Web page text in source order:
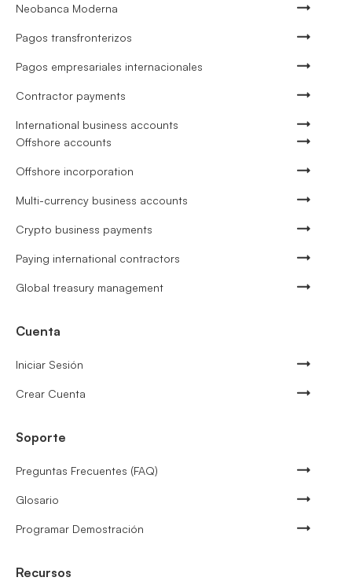
Neobanca Moderna
Pagos transfronterizos
Pagos empresariales internacionales
Contractor payments
International business accounts
Offshore accounts
Offshore incorporation
Multi-currency business accounts
Crypto business payments
Paying international contractors
Global treasury management
Cuenta
Iniciar Sesión
Crear Cuenta
Soporte
Preguntas Frecuentes (FAQ)
Glosario
Programar Demostración
Recursos